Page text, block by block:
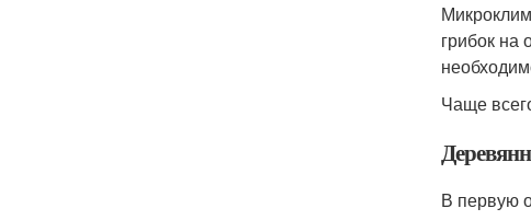
грибок на
Чаще
В первую